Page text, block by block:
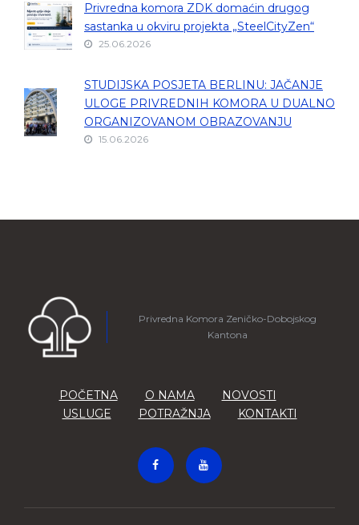
Privredna komora ZDK domaćin drugog
sastanka u okviru projekta „SteelCityZen“
25.06.2026
STUDIJSKA POSJETA BERLINU: JAČANJE
ULOGE PRIVREDNIH KOMORA U DUALNO
ORGANIZOVANOM OBRAZOVANJU
15.06.2026
Privredna Komora Zeničko-Dobojskog
Kantona
POČETNA O NAMA
NOVOSTI
USLUGE
POTRAŽNJA KONTAKTI